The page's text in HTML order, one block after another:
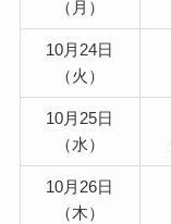
（月）
10月24日
（火）
10月25日
（水）
10月26日
（木）